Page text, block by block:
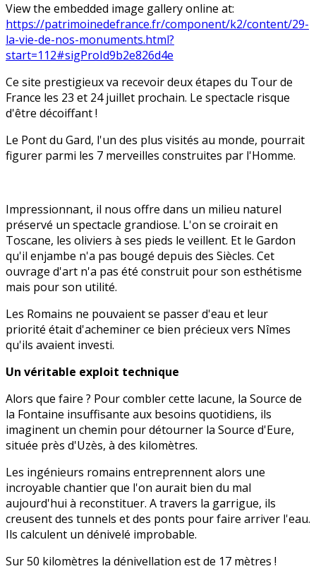
View the embedded image gallery online at:
https://patrimoinedefrance.fr/component/k2/content/29-
la-vie-de-nos-monuments.html?
start=112#sigProId9b2e826d4e
Ce site prestigieux va recevoir deux étapes du Tour de
France les 23 et 24 juillet prochain. Le spectacle risque
d'être décoiffant !
Le Pont du Gard, l'un des plus visités au monde, pourrait
figurer parmi les 7 merveilles construites par l'Homme.
Impressionnant, il nous offre dans un milieu naturel
préservé un spectacle grandiose. L'on se croirait en
Toscane, les oliviers à ses pieds le veillent. Et le Gardon
qu'il enjambe n'a pas bougé depuis des Siècles. Cet
ouvrage d'art n'a pas été construit pour son esthétisme
mais pour son utilité.
Les Romains ne pouvaient se passer d'eau et leur
priorité était d'acheminer ce bien précieux vers Nîmes
qu'ils avaient investi.
Un véritable exploit technique
Alors que faire ? Pour combler cette lacune, la Source de
la Fontaine insuffisante aux besoins quotidiens, ils
imaginent un chemin pour détourner la Source d'Eure,
située près d'Uzès, à des kilomètres.
Les ingénieurs romains entreprennent alors une
incroyable chantier que l'on aurait bien du mal
aujourd'hui à reconstituer. A travers la garrigue, ils
creusent des tunnels et des ponts pour faire arriver l'eau.
Ils calculent un dénivelé improbable.
Sur 50 kilomètres la dénivellation est de 17 mètres !